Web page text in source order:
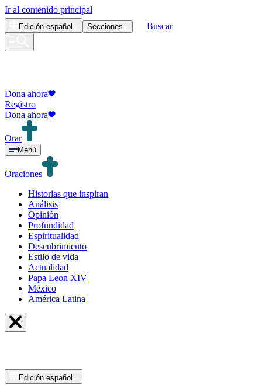
Ir al contenido principal
Edición español Secciones Buscar
Dona ahora
Registro
Dona ahora
Orar
Menú
Oraciones
Historias que inspiran
Análisis
Opinión
Profundidad
Espiritualidad
Descubrimiento
Estilo de vida
Actualidad
Papa Leon XIV
México
América Latina
Edición español